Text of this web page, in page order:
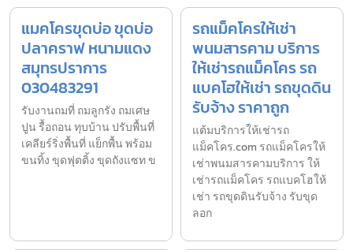
แมคโครขุดบ่อ ขุดบ่อ
ปลาคราฟ หนามแดง
สมุทรปราการ
030483291
รับงานถมที่ ถมลูกรัง ถมเศษ
ปูน รื้อถอน ทุบบ้าน ปรับพื้นที่
เคลียร์ริ่งพื้นที่ แย็กพื้น พร้อม
ขนทิ้ง ขุดฟุตติ้ง ขุดถังแซท ข
รถแม็คโครให้เช่า
พนมสารคาม บริการ
ให้เช่ารถแม็คโคร รถ
แบคโฮให้เช่า รถขุดดิน
รับจ้าง ราคาถูก
แต้มบริการให้เช่ารถ
แม็คโคร.com รถแม็คโครให้
เช่าพนมสารคามบริการ ให้
เช่ารถแม็คโคร รถแบคโฮให้
เช่า รถขุดดินรับจ้าง รับขุด
ลอก